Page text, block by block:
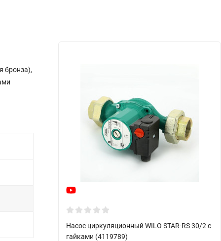
бронза),
Насос циркуляционный WILO STAR-RS 30/2 с
гайками (4119789)